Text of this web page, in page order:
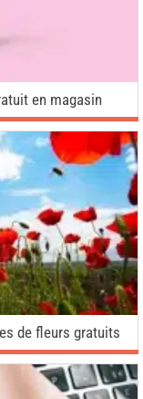
en magasin
de fleurs gratuits